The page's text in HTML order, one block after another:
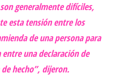
generalmente difíciles,
esta tensión entre los
de una persona para
una declaración de
hecho”, dijeron.